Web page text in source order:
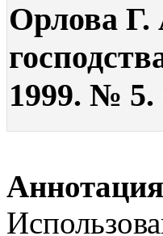
Орлова Г.
1999. № 5.
Аннотация